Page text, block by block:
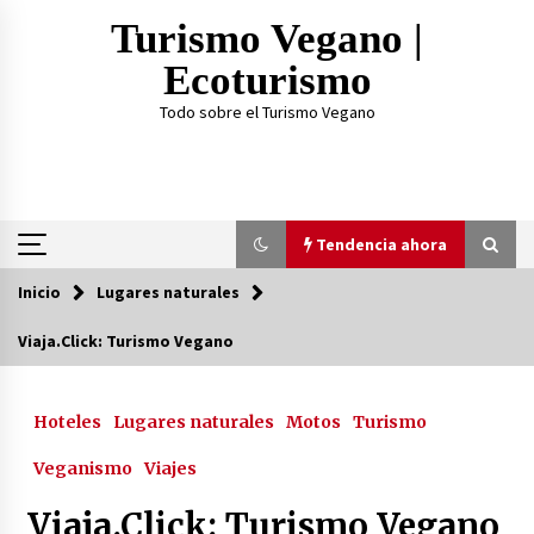
Turismo Vegano |
Ecoturismo
Todo sobre el Turismo Vegano
Tendencia ahora
Tendencia ahora
2 años atrás
3 años atrás
Inicio Lugares naturales
Viaja.Click: Turismo Vegano
Hoteles Lugares naturales Motos Turismo
Veganismo Viajes